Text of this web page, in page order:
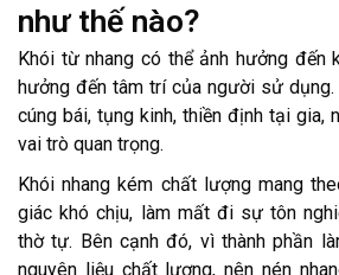
như thế nào?
Khói từ nhang có thể ảnh hưởng đến
hưởng đến tâm trí của người sử
cúng bái, tụng kinh, thiền định tại gia,
vai trò quan trọng.
Khói nhang kém chất lượng mang
giác khó chịu, làm mất đi sự tôn
thờ tự. Bên cạnh đó, vì thành phần
nguyên liệu chất lượng, nên nén